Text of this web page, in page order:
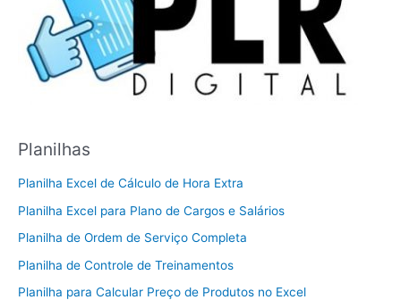
Planilhas
Planilha Excel de Cálculo de Hora Extra
Planilha Excel para Plano de Cargos e Salários
Planilha de Ordem de Serviço Completa
Planilha de Controle de Treinamentos
Planilha para Calcular Preço de Produtos no Excel